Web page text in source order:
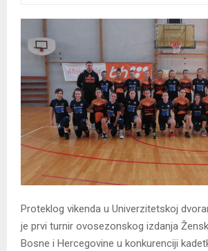
Proteklog vikenda u Univerzitetskoj
je prvi turnir ovosezonskog izdanja
Bosne i Hercegovine u konkurenciji